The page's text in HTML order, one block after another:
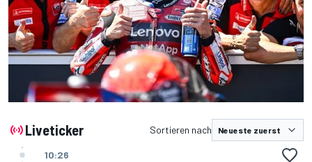
Liveticker Sortieren nach
10:26